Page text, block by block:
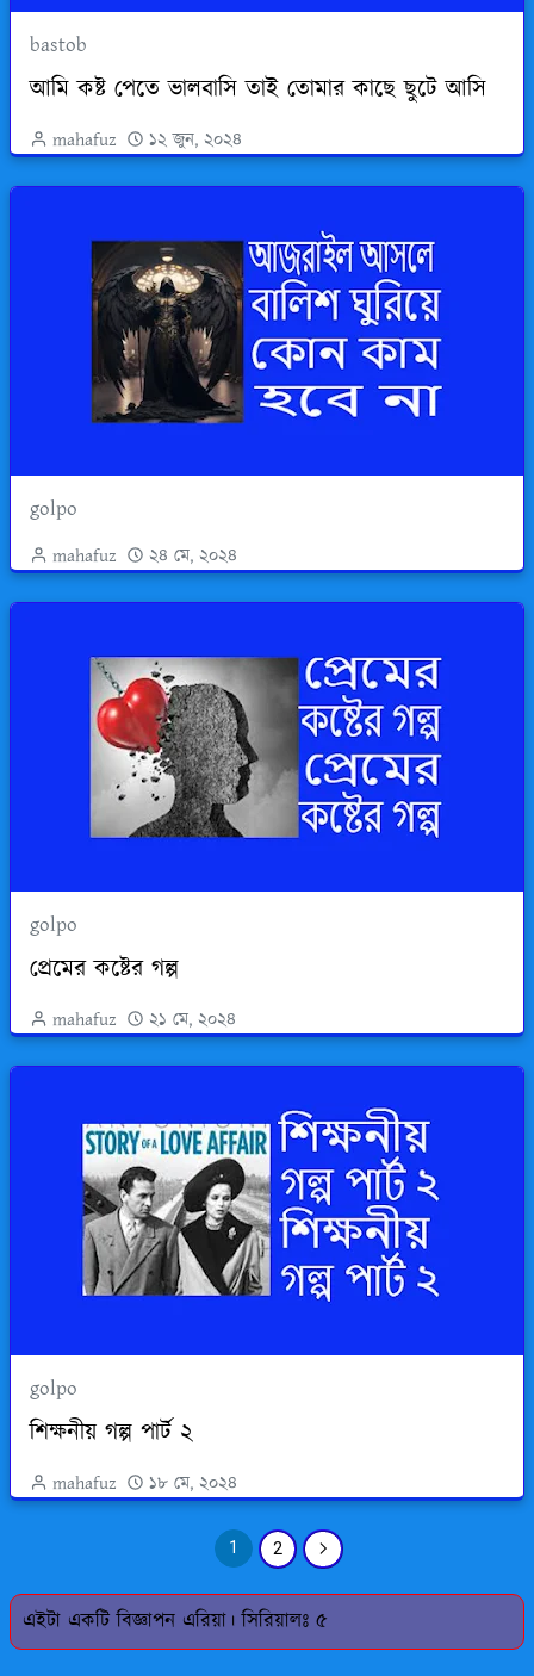
bastob
আমি কষ্ট পেতে ভালবাসি তাই তোমার কাছে ছুটে আসি
mahafuz ১২ জুন, ২০২৪
golpo
mahafuz ২৪ মে, ২০২৪
golpo
প্রেমের কষ্টের গল্প
mahafuz ২১ মে, ২০২৪
golpo
শিক্ষনীয় গল্প পার্ট ২
mahafuz ১৮ মে, ২০২৪
1 2
এইটা একটি বিজ্ঞাপন এরিয়া। সিরিয়ালঃ ৫